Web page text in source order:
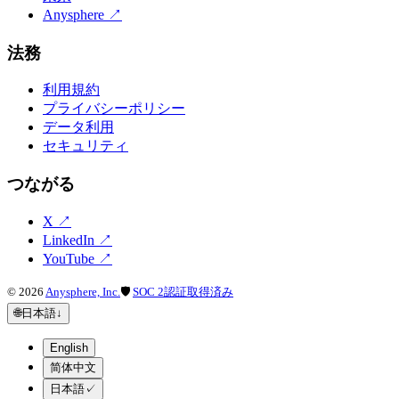
Anysphere ↗
法務
利用規約
プライバシーポリシー
データ利用
セキュリティ
つながる
X ↗
LinkedIn ↗
YouTube ↗
© 2026 Anysphere, Inc. 🛡 SOC 2認証取得済み
🌐日本語↓
English
简体中文
日本語 ✓